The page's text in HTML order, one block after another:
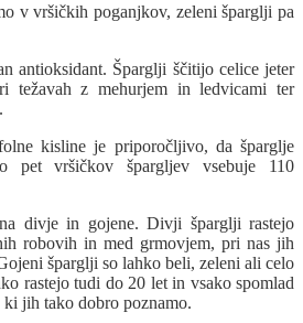
v vršičkih poganjkov, zeleni šparglji pa
antioksidant. Šparglji ščitijo celice jeter
težavah z mehurjem in ledvicami ter
kisline je priporočljivo, da šparglje
pet vršičkov špargljev vsebuje 110
divje in gojene. Divji šparglji rastejo
robovih in med grmovjem, pri nas jih
šparglji so lahko beli, zeleni ali celo
rastejo tudi do 20 let in vsako spomlad
jih tako dobro poznamo.